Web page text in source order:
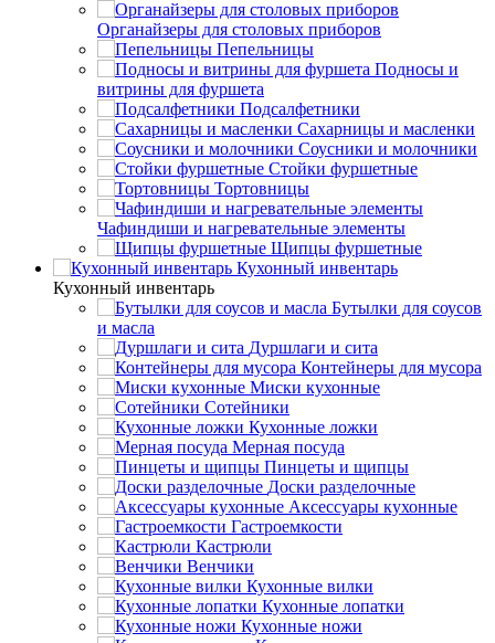
Органайзеры для столовых приборов
Пепельницы
Подносы и
витрины для фуршета
Подсалфетники
Сахарницы и масленки
Соусники и молочники
Стойки фуршетные
Тортовницы
Чафиндиши и нагревательные элементы
Щипцы фуршетные
Кухонный инвентарь
Кухонный инвентарь
Бутылки для соусов
и масла
Дуршлаги и сита
Контейнеры для мусора
Миски кухонные
Сотейники
Кухонные ложки
Мерная посуда
Пинцеты и щипцы
Доски разделочные
Аксессуары кухонные
Гастроемкости
Кастрюли
Венчики
Кухонные вилки
Кухонные лопатки
Кухонные ножи